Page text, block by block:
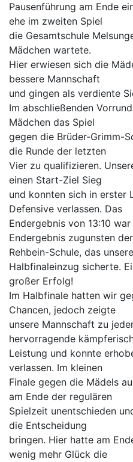
Pausenführung am Ende
ehe im zweiten Spiel
die Gesamtschule
Mädchen wartete.
Hier erwiesen sich die
bessere Mannschaft
und gingen als verdiente
Im abschließenden
Mädchen das Spiel
gegen die Brüder-Grimm-
die Runde der letzten
Vier zu qualifizieren.
einen Start-Ziel Sieg
und konnten sich in erster
Defensive verlassen. Das
Endergebnis von 13:10
Endergebnis zugunsten
Rehbein-Schule, das
Halbfinaleinzug sicherte.
großer Erfolg!
Im Halbfinale hatten wir
Chancen, jedoch zeigte
unsere Mannschaft zu
hervorragende
Leistung und konnte
verlassen. Im kleinen
Finale gegen die Mädels
am Ende der regulären
Spielzeit unentschieden
die Entscheidung
bringen. Hier hatte am
wenig mehr Glück die